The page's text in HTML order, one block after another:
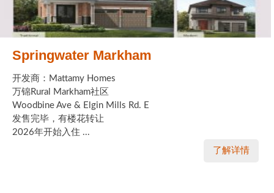
Springwater Markham
开发商：Mattamy Homes
万锦Rural Markham社区
Woodbine Ave & Elgin Mills Rd. E
发售完毕，有楼花转让
2026年开始入住 ...
了解详情